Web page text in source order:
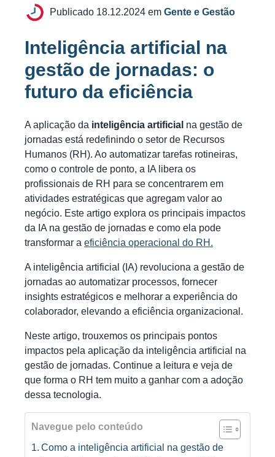
Publicado 18.12.2024 em Gente e Gestão
Inteligência artificial na
gestão de jornadas: o
futuro da eficiência
A aplicação da inteligência artificial na gestão de
jornadas está redefinindo o setor de Recursos
Humanos (RH). Ao automatizar tarefas rotineiras,
como o controle de ponto, a IA libera os
profissionais de RH para se concentrarem em
atividades estratégicas que agregam valor ao
negócio. Este artigo explora os principais impactos
da IA na gestão de jornadas e como ela pode
transformar a eficiência operacional do RH.
A inteligência artificial (IA) revoluciona a gestão de
jornadas ao automatizar processos, fornecer
insights estratégicos e melhorar a experiência do
colaborador, elevando a eficiência organizacional.
Neste artigo, trouxemos os principais pontos
impactos pela aplicação da inteligência artificial na
gestão de jornadas. Continue a leitura e veja de
que forma o RH tem muito a ganhar com a adoção
dessa tecnologia.
Navegue pelo conteúdo
Como a inteligência artificial na gestão de